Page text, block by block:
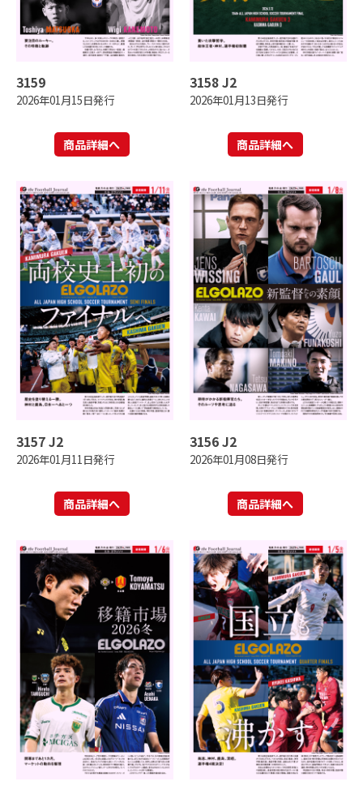
3159
2026年01月15日発行
商品詳細へ
3158 J2
2026年01月13日発行
商品詳細へ
3157 J2
2026年01月11日発行
商品詳細へ
3156 J2
2026年01月08日発行
商品詳細へ